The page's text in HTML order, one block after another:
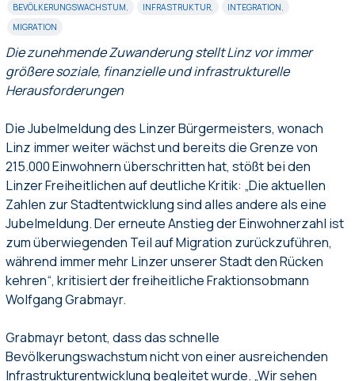
BEVÖLKERUNGSWACHSTUM INFRASTRUKTUR INTEGRATION
MIGRATION
Die zunehmende Zuwanderung stellt Linz vor immer
größere soziale, finanzielle und infrastrukturelle
Herausforderungen
Die Jubelmeldung des Linzer Bürgermeisters, wonach
Linz immer weiter wächst und bereits die Grenze von
215.000 Einwohnern überschritten hat, stößt bei den
Linzer Freiheitlichen auf deutliche Kritik: „Die aktuellen
Zahlen zur Stadtentwicklung sind alles andere als eine
Jubelmeldung. Der erneute Anstieg der Einwohnerzahl ist
zum überwiegenden Teil auf Migration zurückzuführen,
während immer mehr Linzer unserer Stadt den Rücken
kehren“, kritisiert der freiheitliche Fraktionsobmann
Wolfgang Grabmayr.
Grabmayr betont, dass das schnelle
Bevölkerungswachstum nicht von einer ausreichenden
Infrastrukturentwicklung begleitet wurde. „Wir sehen